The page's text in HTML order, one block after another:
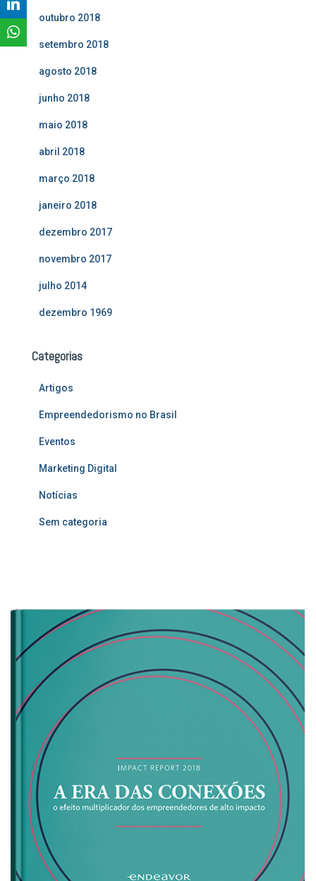
outubro 2018
setembro 2018
agosto 2018
junho 2018
maio 2018
abril 2018
março 2018
janeiro 2018
dezembro 2017
novembro 2017
julho 2014
dezembro 1969
Categorias
Artigos
Empreendedorismo no Brasil
Eventos
Marketing Digital
Notícias
Sem categoria